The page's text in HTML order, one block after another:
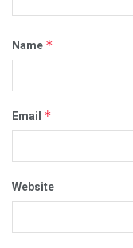
Name *
Email *
Website